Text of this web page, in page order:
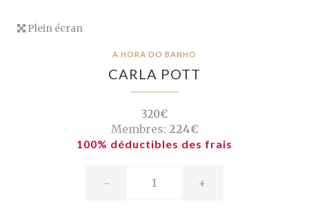
Plein écran
A HORA DO BANHO
CARLA POTT
320€
Membres: 224€
100% déductibles des frais
- +